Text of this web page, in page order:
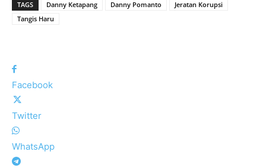
TAGS Danny Ketapang Danny Pomanto
Jeratan Korupsi
Tangis Haru
Facebook
Twitter
WhatsApp